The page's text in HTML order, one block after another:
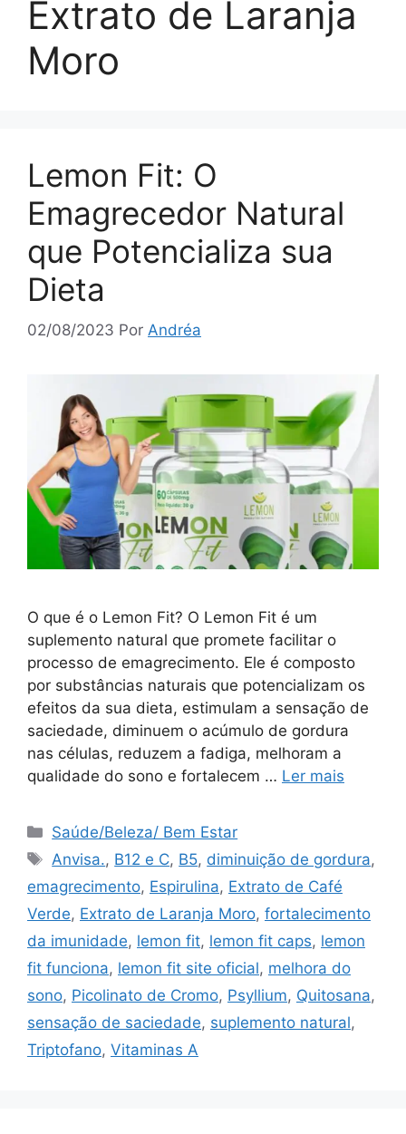
Extrato de Laranja
Moro
Lemon Fit: O
Emagrecedor Natural
que Potencializa sua
Dieta
02/08/2023 Por Andréa
O que é o Lemon Fit? O Lemon Fit é um
suplemento natural que promete facilitar o
processo de emagrecimento. Ele é composto
por substâncias naturais que potencializam os
efeitos da sua dieta, estimulam a sensação de
saciedade, diminuem o acúmulo de gordura
nas células, reduzem a fadiga, melhoram a
qualidade do sono e fortalecem … Ler mais
Categorias
Saúde/Beleza/ Bem Estar
Tags
Anvisa., B12 e C, B5, diminuição de gordura,
emagrecimento, Espirulina, Extrato de Café
Verde, Extrato de Laranja Moro, fortalecimento
da imunidade, lemon fit, lemon fit caps, lemon
fit funciona, lemon fit site oficial, melhora do
sono, Picolinato de Cromo, Psyllium, Quitosana,
sensação de saciedade, suplemento natural,
Triptofano, Vitaminas A